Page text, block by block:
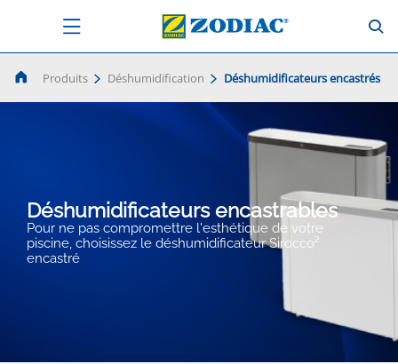
Produits Déshumidification Déshumidificateurs encastrés
Déshumidificateurs encastrables
Pour ne pas compromettre l'esthétique de votre
piscine, choisissez le déshumidificateur Sirocco²
encastré